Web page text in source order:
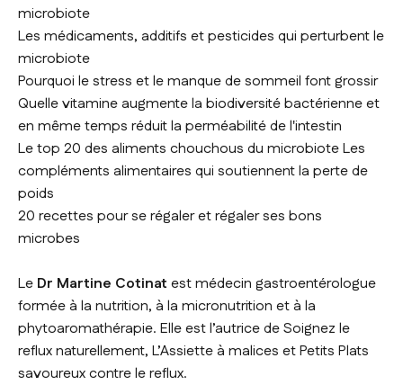
microbiote
Les médicaments, additifs et pesticides qui perturbent le
microbiote
Pourquoi le stress et le manque de sommeil font grossir
Quelle vitamine augmente la biodiversité bactérienne et
en même temps réduit la perméabilité de l'intestin
Le top 20 des aliments chouchous du microbiote Les
compléments alimentaires qui soutiennent la perte de
poids
20 recettes pour se régaler et régaler ses bons
microbes
Le Dr Martine Cotinat est médecin gastroentérologue
formée à la nutrition, à la micronutrition et à la
phytoaromathérapie. Elle est l’autrice deSoignez le
reflux naturellement, L’Assiette à malices etPetits Plats
savoureux contre le reflux.